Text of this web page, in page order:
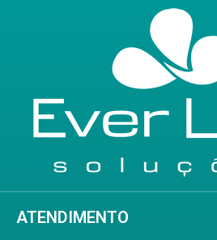
ATENDIMENTO